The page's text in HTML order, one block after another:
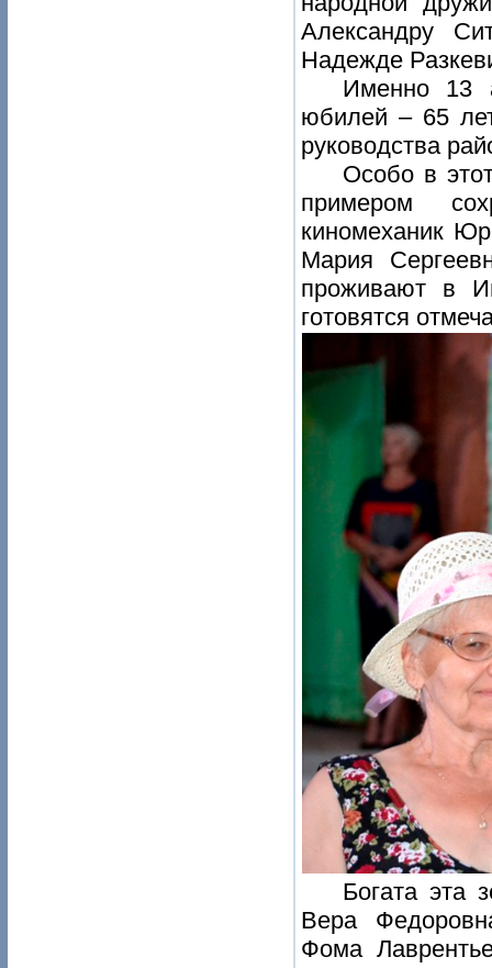
Александру
Надежде
Именно 13
юбилей – 65
руководства
Особо в
примером
киномеханик
Мария
проживают в
готовятся
Богата эта
Вера
Фома